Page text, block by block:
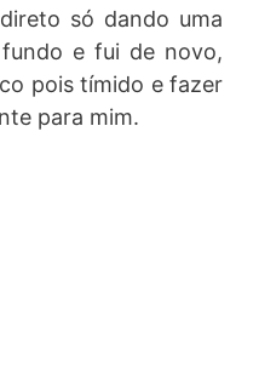
só dando uma
fundo e fui de novo,
pois tímido e fazer
para mim.